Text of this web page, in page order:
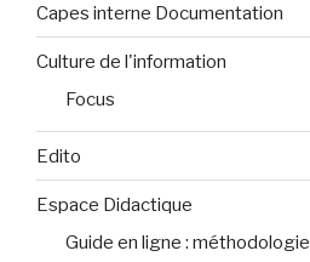
Capes interne Documentation
Culture de l'information
Focus
Edito
Espace Didactique
Guide en ligne : méthodologie